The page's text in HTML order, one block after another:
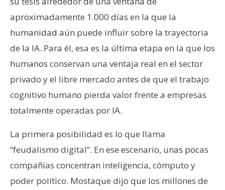
aproximadamente 1.000 días en la que la
humanidad aún puede influir sobre la trayectoria
de la IA. Para él, esa es la última etapa en la que los
humanos conservan una ventaja real en el sector
privado y el libre mercado antes de que el trabajo
cognitivo humano pierda valor frente a empresas
totalmente operadas por IA.
La primera posibilidad es lo que llama
“feudalismo digital”. En ese escenario, unas pocas
compañías concentran inteligencia, cómputo y
poder político. Mostaque dijo que los millones de